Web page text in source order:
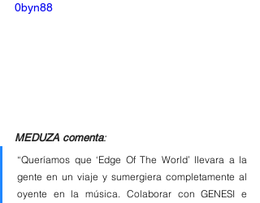
0byn88
MEDUZA comenta:
“Queríamos que ‘Edge Of The World’ llevara a la
gente en un viaje y sumergiera completamente al
oyente en la música. Colaborar con GENESI e